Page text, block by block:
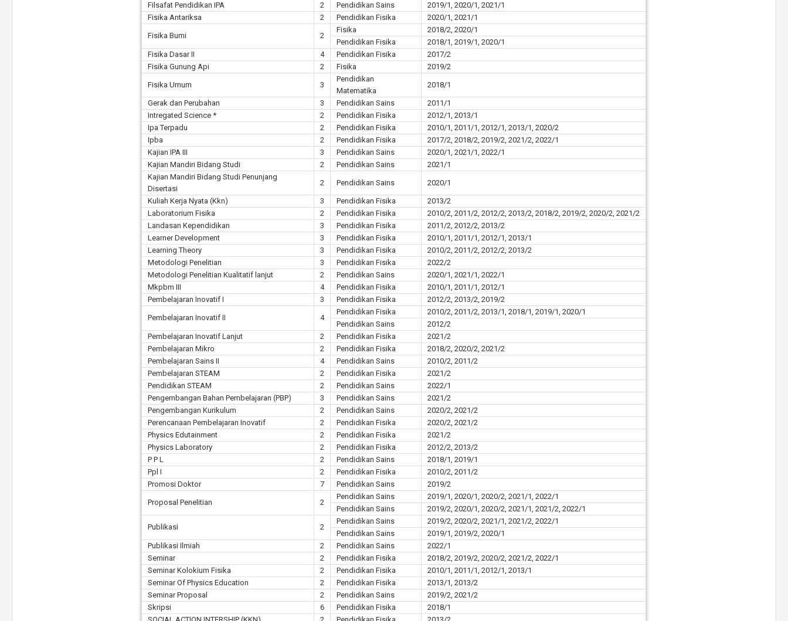
Filsafat Pendidikan IPA
2 Pendidikan Sains
2019/1, 2020/1, 2021/1
Fisika Antariksa
2 Pendidikan Fisika 2020/1, 2021/1
Fisika Bumi 2
Fisika
2018/2, 2020/1
Pendidikan Fisika
2018/1, 2019/1, 2020/1
Fisika Dasar II
4 Pendidikan Fisika
2017/2
Fisika Gunung Api
2 Fisika 2019/2
Fisika Umum 3
Pendidikan
Matematika
2018/1
Gerak dan Perubahan 3 Pendidikan Sains
2011/1
Intregated Science *
2 Pendidikan Fisika
2012/1, 2013/1
Ipa Terpadu
2 Pendidikan Fisika
2010/1, 2011/1, 2012/1, 2013/1, 2020/2
Ipba
2 Pendidikan Fisika
2017/2, 2018/2, 2019/2, 2021/2, 2022/1
Kajian IPA III
3 Pendidikan Sains
2020/1, 2021/1, 2022/1
Kajian Mandiri Bidang Studi
2 Pendidikan Sains
2021/1
Kajian Mandiri Bidang Studi Penunjang
Disertasi
2 Pendidikan Sains 2020/1
Kuliah Kerja Nyata (Kkn) 3 Pendidikan Fisika
2013/2
Laboratorium Fisika
2 Pendidikan Fisika
2010/2, 2011/2, 2012/2, 2013/2, 2018/2, 2019/2, 2020/2, 2021/2
Landasan Kependidikan
3 Pendidikan Fisika
2011/2, 2012/2, 2013/2
Learner Development
3 Pendidikan Fisika
2010/1, 2011/1, 2012/1, 2013/1
Learning Theory
3 Pendidikan Fisika
2010/2, 2011/2, 2012/2, 2013/2
Metodologi Penelitian
3 Pendidikan Fisika
2022/2
Metodologi Penelitian Kualitatif lanjut
2 Pendidikan Sains
2020/1, 2021/1, 2022/1
Mkpbm III
4 Pendidikan Fisika
2010/1, 2011/1, 2012/1
Pembelajaran Inovatif I
3 Pendidikan Fisika 2012/2, 2013/2, 2019/2
Pembelajaran Inovatif II 4
Pendidikan Fisika
2010/2, 2011/2, 2013/1, 2018/1, 2019/1, 2020/1
Pendidikan Sains
2012/2
Pembelajaran Inovatif Lanjut
2 Pendidikan Fisika
2021/2
Pembelajaran Mikro
2 Pendidikan Fisika
2018/2, 2020/2, 2021/2
Pembelajaran Sains II
4 Pendidikan Sains
2010/2, 2011/2
Pembelajaran STEAM
2 Pendidikan Fisika
2021/2
Pendidikan STEAM
2 Pendidikan Sains
2022/1
Pengembangan Bahan Pembelajaran (PBP)
3 Pendidikan Sains
2021/2
Pengembangan Kurikulum
2 Pendidikan Sains
2020/2, 2021/2
Perencanaan Pembelajaran Inovatif
2 Pendidikan Fisika
2020/2, 2021/2
Physics Edutainment
2 Pendidikan Fisika
2021/2
Physics Laboratory
2 Pendidikan Fisika
2012/2, 2013/2
P P L
2 Pendidikan Sains
2018/1, 2019/1
Ppl I
2 Pendidikan Fisika
2010/2, 2011/2
Promosi Doktor
7 Pendidikan Sains 2019/2
Proposal Penelitian 2
Pendidikan Sains
2019/1, 2020/1, 2020/2, 2021/1, 2022/1
Pendidikan Sains
2019/2, 2020/1, 2020/2, 2021/1, 2021/2, 2022/1
Publikasi 2
Pendidikan Sains
2019/2, 2020/2, 2021/1, 2021/2, 2022/1
Pendidikan Sains
2019/1, 2019/2, 2020/1
Publikasi Ilmiah
2 Pendidikan Sains
2022/1
Seminar
2 Pendidikan Fisika
2018/2, 2019/2, 2020/2, 2021/2, 2022/1
Seminar Kolokium Fisika
2 Pendidikan Fisika
2010/1, 2011/1, 2012/1, 2013/1
Seminar Of Physics Education
2 Pendidikan Fisika
2013/1, 2013/2
Seminar Proposal
2 Pendidikan Sains
2019/2, 2021/2
Skripsi
6 Pendidikan Fisika
2018/1